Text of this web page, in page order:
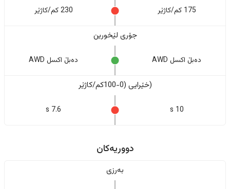
175 کم/کاژێر 230 کم/کاژێر
جۆری لێخورین
دەبڵ اکسل AWD دەبڵ اکسل AWD
(خێرایی (0-100کم/کاژێر
10 s
7.6 s
دووریەکان
بەرزی